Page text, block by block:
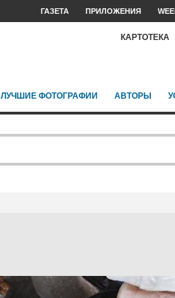
ГАЗЕТА ПРИЛОЖЕНИЯ
КАРТОТЕКА
ЛУЧШИЕ ФОТОГРАФИИ АВТОРЫ